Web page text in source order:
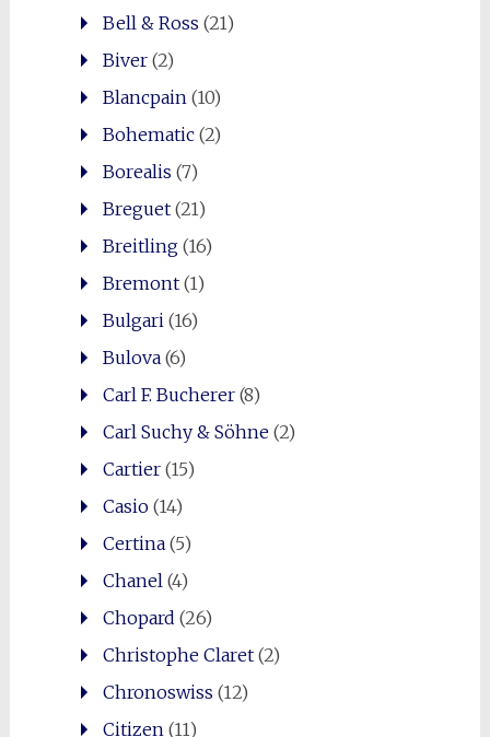
Bell & Ross (21)
Biver(2)
Blancpain (10)
Bohematic(2)
Borealis (7)
Breguet(21)
Breitling(16)
Bremont(1)
Bulgari (16)
Bulova(6)
Carl F. Bucherer(8)
Carl Suchy & Söhne(2)
Cartier(15)
Casio(14)
Certina(5)
Chanel (4)
Chopard (26)
Christophe Claret(2)
Chronoswiss (12)
Citizen (11)